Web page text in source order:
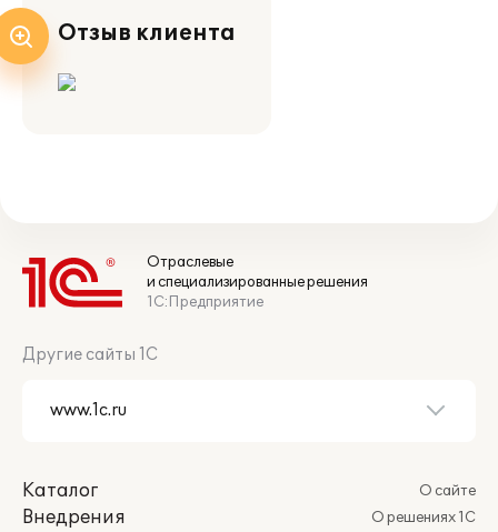
Отзыв клиента
Отраслевые
и специализированные решения
1С:Предприятие
Другие сайты 1С
Каталог
Внедрения
О сайте
О решениях 1С